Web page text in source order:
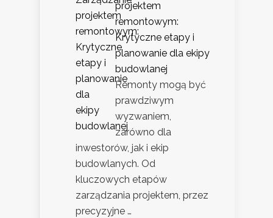
projektem
remontowym:
Krytyczne etapy i
planowanie dla ekipy
budowlanej
Remonty mogą być
prawdziwym
wyzwaniem,
zarówno dla
inwestorów, jak i ekip
budowlanych. Od
kluczowych etapów
zarządzania projektem, przez
precyzyjne …